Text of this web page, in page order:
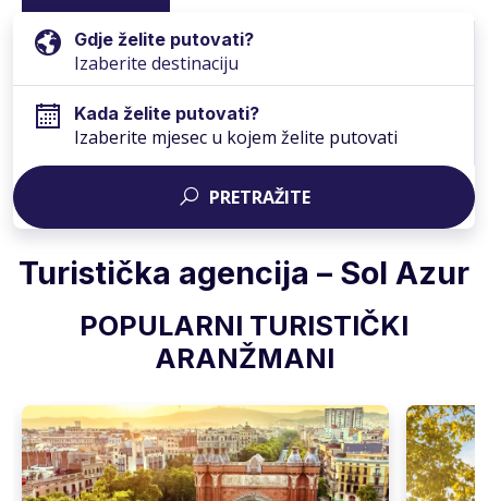
Gdje želite putovati?
Kada želite putovati?
Izaberite mjesec u kojem želite putovati
PRETRAŽITE
Turistička agencija – Sol Azur
POPULARNI TURISTIČKI
ARANŽMANI